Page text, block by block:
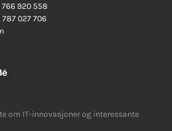
766 920 558
787 027 706
om IT-innovasjoner og interessante